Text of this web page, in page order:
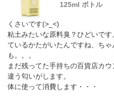
125ml ボトル
くさいです(>_<)
粘土みたいな原料臭？ひどいで
ているかたがいたんですね、ち
も。。。
まだ残ってた手持ちの百貨店カ
違う匂いがします。
体に使って消費します・・・